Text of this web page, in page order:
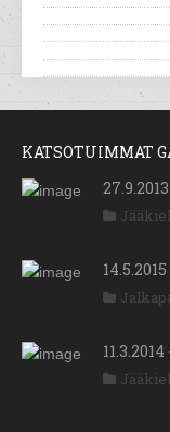
KATSOTUIMMAT